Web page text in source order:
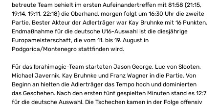
betreute Team behielt im ersten Aufeinandertreffen mit 81:58 (21:15,
19:14, 19:11, 22:18) die Oberhand, morgen folgt um 16:30 Uhr die zweite
Partie. Bester Akteur der Adlerträger war Kay Bruhnke mit 16 Punkten.
Endmaßnahme für die deutsche U16-Auswahl ist die diesjährige
Europameisterschaft, die vom 11. bis 19. August in
Podgorica/Montenegro stattfinden wird.
Für das Ibrahimagic-Team starteten Jason George, Luc von Slooten,
Michael Javernik, Kay Bruhnke und Franz Wagner in die Partie. Von
Beginn an hielten die Adlerträger das Tempo hoch und dominierten
das Geschehen. Nach den ersten fünf gespielten Minuten stand es 12:7
für die deutsche Auswahl. Die Tschechen kamen in der Folge offensiv